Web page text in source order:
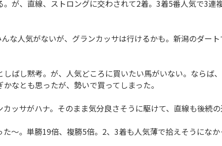
が、直線、ストロングに交わされて2着。3着5番人気で3連
な人気がないが、グランカッサは行けるかも。新潟のダー
ばし黙考。が、人気どころに買いたい馬がいない。ならば
なとも思ったが、勢いで買ってしまった。
ッサがハナ。そのまま気分良さそうに駆けて、直線も後続
～。単勝19倍、複勝5倍。2、3着も人気薄で拾えそうにな